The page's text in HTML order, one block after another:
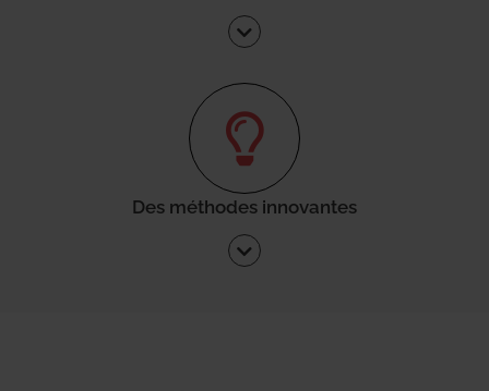
Des méthodes innovantes